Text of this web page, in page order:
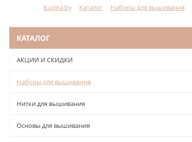
Kuzina.by Каталог Наборы для вышивания
КАТАЛОГ
АКЦИИ И СКИДКИ
Наборы для вышивания
Нитки для вышивания
Основы для вышивания